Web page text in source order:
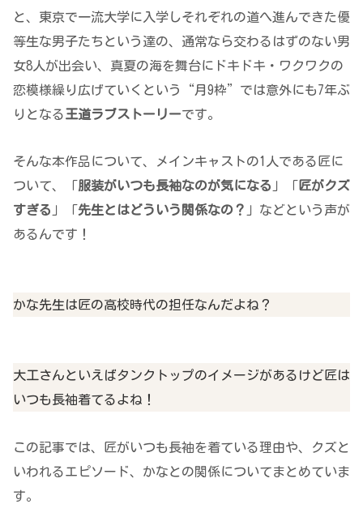
と、東京で一流大学に入学しそれぞれの道へ進んできた優
等生な男子たちという達の、通常なら交わるはずのない男
女8人が出会い、真夏の海を舞台にドキドキ・ワクワクの
恋模様繰り広げていくという“月9枠”では意外にも7年ぶ
りとなる王道ラブストーリーです。
そんな本作品について、メインキャストの1人である匠に
ついて、「 服装がいつも長袖なのが気になる 」「 匠がクズ
すぎる 」「 先生とはどういう関係なの？ 」などという声が
あるんです！
かな先生は匠の高校時代の担任なんだよね？
大工さんといえばタンクトップのイメージがあるけど匠は
いつも長袖着てるよね！
この記事では、匠がいつも長袖を着ている理由や、クズと
いわれるエピソード、かなとの関係についてまとめていま
す。